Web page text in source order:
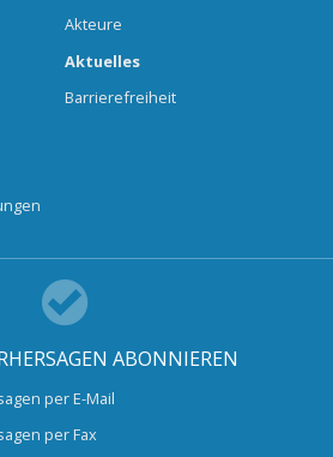
Akteure
Aktuelles
Barrierefreiheit
ABONNIEREN
per E-Mail
per Fax